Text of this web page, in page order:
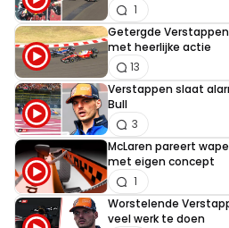
1
Getergde
met heerlijke actie
13
Verstappen slaat
Bull
3
McLaren pareert
met eigen concept
1
Worstelende
veel werk te doen